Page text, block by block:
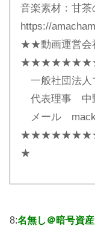
音楽素材：甘
https://
★★動画運営会
一般社団法人
代表理事 中
メール
★
8:名無し＠暗号資産